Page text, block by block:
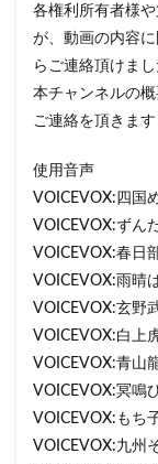
各権利所有者様
が、動画の内容
らご連絡頂けまし
本チャンネルの
ご連絡を頂きま
使用音声
VOICEVOX:四国
VOICEVOX:ずん
VOICEVOX:春日
VOICEVOX:雨晴
VOICEVOX:玄野
VOICEVOX:白上
VOICEVOX:青山
VOICEVOX:冥鳴
VOICEVOX:もち
VOICEVOX:九州